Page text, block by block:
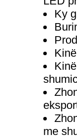
Ky
me